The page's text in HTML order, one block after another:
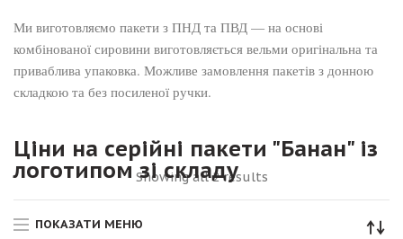
Ми виготовляємо пакети з ПНД та ПВД — на основі
комбінованої сировини виготовляється вельми оригінальна та
приваблива упаковка. Можливе замовлення пакетів з донною
складкою та без посиленої ручки.
Ціни на серійні пакети "Банан" із
логотипом зі складу
Showing all 2 results
ПОКАЗАТИ МЕНЮ